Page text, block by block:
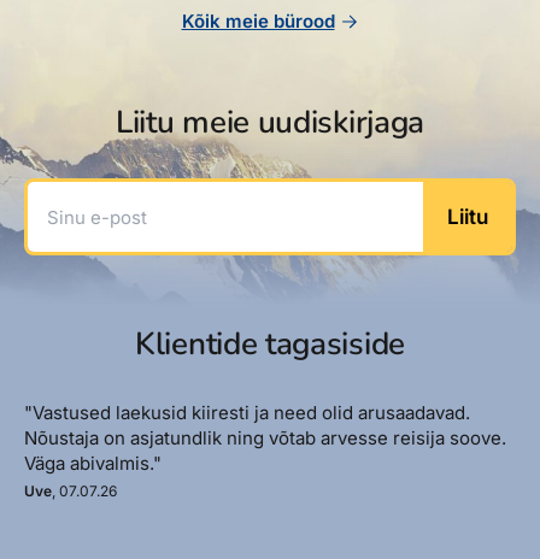
Kõik meie bürood
Liitu meie uudiskirjaga
Sinu e-post
Liitu
Klientide tagasiside
"Vastused laekusid kiiresti ja need olid arusaadavad.
Nõustaja on asjatundlik ning võtab arvesse reisija soove.
Väga abivalmis."
Uve, 07.07.26